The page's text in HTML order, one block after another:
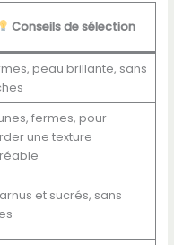
Conseils de sélection
peau brillante, sans
fermes, pour
une texture
et sucrés, sans